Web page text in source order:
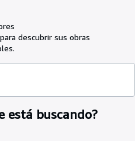
para descubrir sus obras
está buscando?